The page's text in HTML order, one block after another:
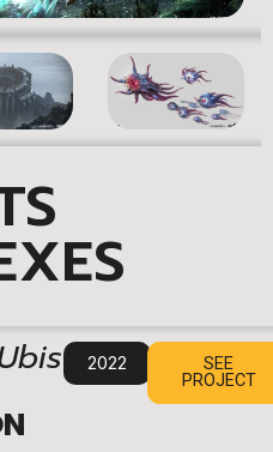
2022
SEE
PROJECT